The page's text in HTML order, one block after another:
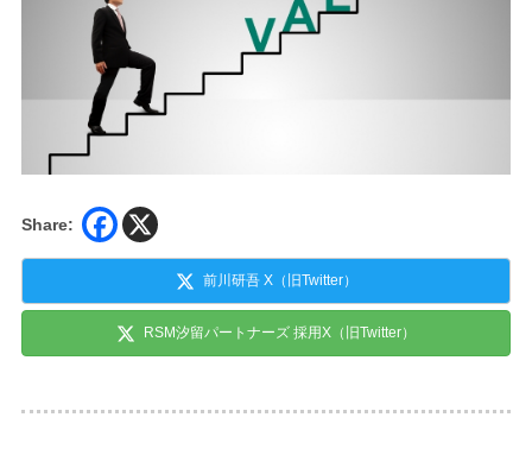
Share:
前川研吾 X（旧Twitter）
RSM汐留パートナーズ 採用X（旧Twitter）